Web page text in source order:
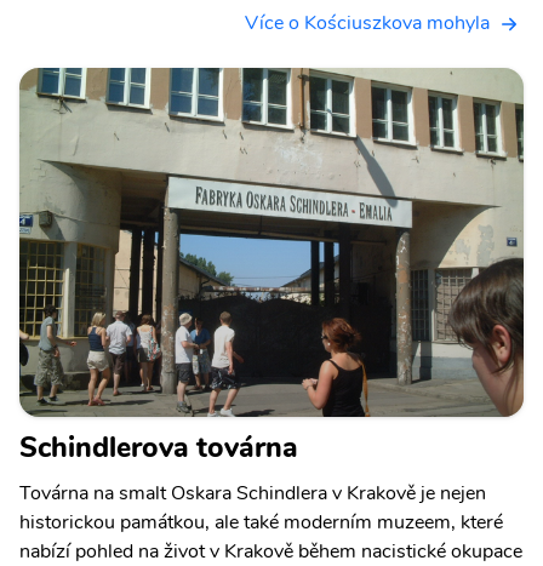
Více o Kościuszkova mohyla
Schindlerova továrna
Továrna na smalt Oskara Schindlera v Krakově je nejen
historickou památkou, ale také moderním muzeem, které
nabízí pohled na život v Krakově během nacistické okupace